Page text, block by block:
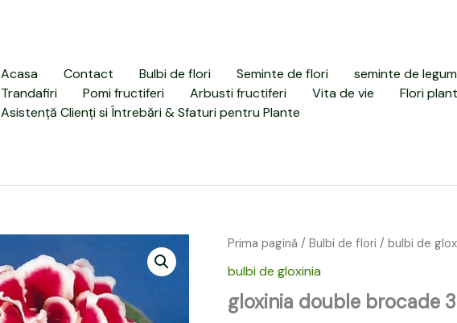
Acasa Contact Bulbi de flori Seminte de flori
seminte de
Trandafiri
Pomi fructiferi Arbusti fructiferi Vita de vie
Flori
Asistență Clienți si Întrebări & Sfaturi pentru Plante
Prima pagină / Bulbi de flori / bulbi de
bulbi de gloxinia
gloxinia double brocade
Prețul
inițial
a
Prețul
este: